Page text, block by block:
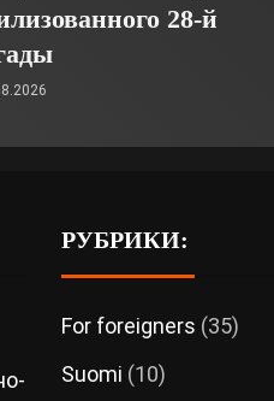
28-й
РУБРИКИ:
For foreigners (35)
Suomi (10)